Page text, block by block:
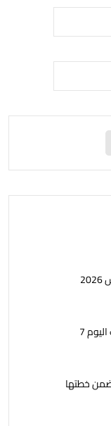
الدينار الكويتي بـ 162.32 جنيهًا.. أسعار العملات اليوم 7
ضمن خطتها